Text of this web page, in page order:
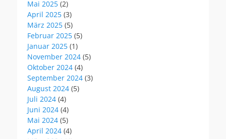
Mai 2025 (2)
April 2025 (3)
März 2025 (5)
Februar 2025 (5)
Januar 2025 (1)
November 2024 (5)
Oktober 2024 (4)
September 2024 (3)
August 2024 (5)
Juli 2024 (4)
Juni 2024 (4)
Mai 2024 (5)
April 2024 (4)